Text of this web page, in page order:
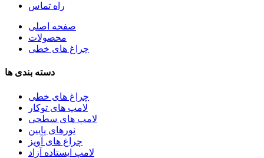
راه تماس
صفحه اصلی
محصولات
چراغ های خطی
دسته بندی ها
چراغ های خطی
لامپ های توکار
لامپ های سطحی
نورهای پایین
چراغ های آویز
لامپ ایستاده آزاد